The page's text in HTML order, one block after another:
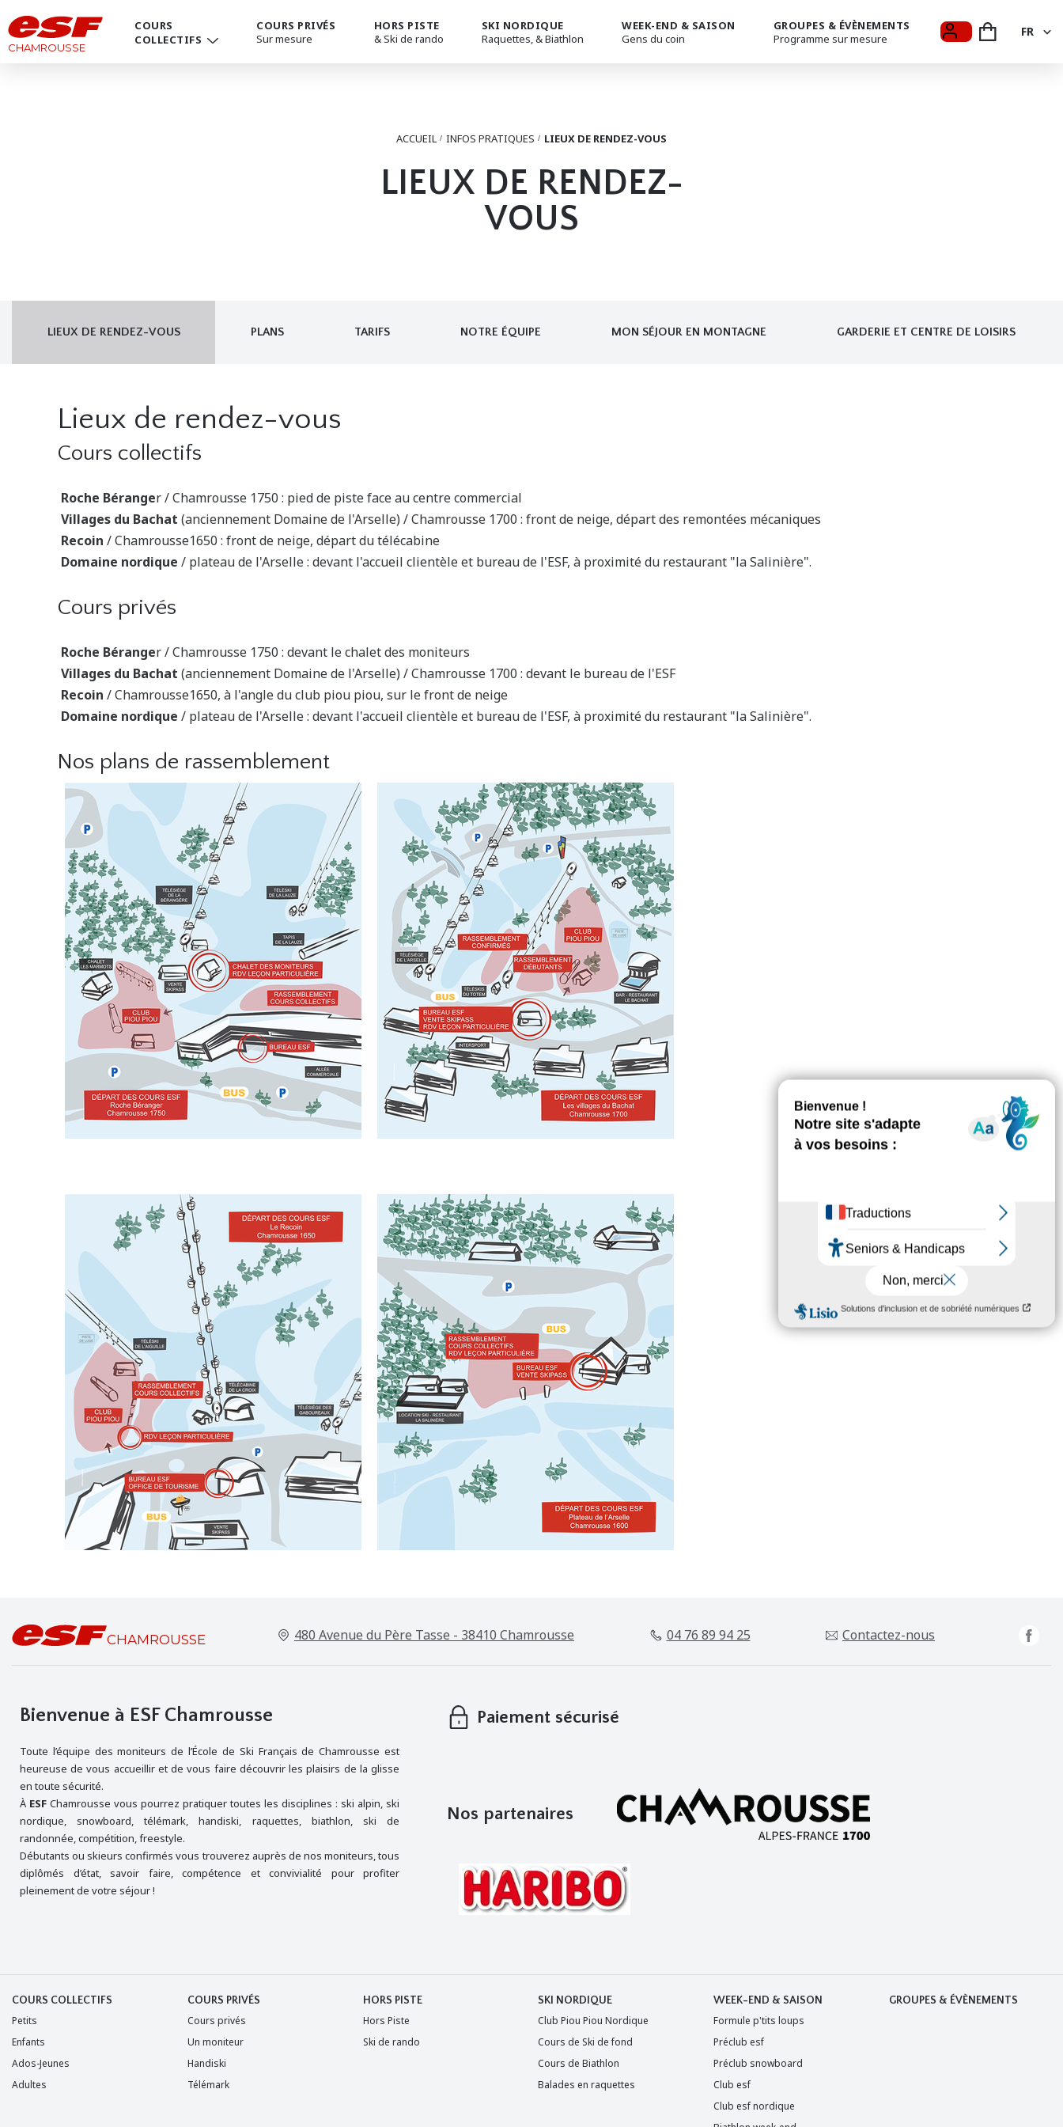
CHAMROUSSE
COURS
COLLECTIFS
COURS PRIVÉS
Sur mesure
HORS PISTE
& Ski de rando
SKI NORDIQUE
Raquettes, & Biathlon
WEEK-END & SAISON
Gens du coin
GROUPES & ÉVÈNEMENTS
Programme sur mesure
FR
ACCUEIL INFOS PRATIQUES LIEUX DE RENDEZ-VOUS
LIEUX DE RENDEZ-
VOUS
LIEUX DE RENDEZ-VOUS PLANS TARIFS NOTRE ÉQUIPE MON SÉJOUR EN MONTAGNE GARDERIE ET CENTRE DE LOISIRS
Lieux de rendez-vous
Cours collectifs
Roche Béranger / Chamrousse 1750 : pied de piste face au centre commercial
Villages du Bachat (anciennement Domaine de l'Arselle) / Chamrousse 1700 : front de neige, départ des remontées mécaniques
Recoin / Chamrousse1650 : front de neige, départ du télécabine
Domaine nordique / plateau de l'Arselle : devant l'accueil clientèle et bureau de l'ESF, à proximité du restaurant "la Salinière".
Cours privés
Roche Béranger / Chamrousse 1750 : devant le chalet des moniteurs
Villages du Bachat (anciennement Domaine de l'Arselle) / Chamrousse 1700 : devant le bureau de l'ESF
Recoin / Chamrousse1650, à l'angle du club piou piou, sur le front de neige
Domaine nordique / plateau de l'Arselle : devant l'accueil clientèle et bureau de l'ESF, à proximité du restaurant "la Salinière".
Nos plans de rassemblement
CHAMROUSSE 480 Avenue du Père Tasse - 38410 Chamrousse 04 76 89 94 25 Contactez-nous
Bienvenue à ESF Chamrousse
Toute l’équipe des moniteurs de l’École de Ski Français de Chamrousse est
heureuse de vous accueillir et de vous faire découvrir les plaisirs de la glisse
en toute sécurité.
À ESF Chamrousse vous pourrez pratiquer toutes les disciplines : ski alpin, ski
nordique, snowboard, télémark, handiski, raquettes, biathlon, ski de
randonnée, compétition, freestyle.
Débutants ou skieurs confirmés vous trouverez auprès de nos moniteurs, tous
diplômés d’état, savoir faire, compétence et convivialité pour profiter
pleinement de votre séjour !
Paiement sécurisé
Nos partenaires
COURS COLLECTIFS
Petits
Enfants
Ados-Jeunes
Adultes
COURS PRIVÉS
Cours privés
Un moniteur
Handiski
Télémark
HORS PISTE
Hors Piste
Ski de rando
SKI NORDIQUE
Club Piou Piou Nordique
Cours de Ski de fond
Cours de Biathlon
Balades en raquettes
WEEK-END & SAISON
Formule p'tits loups
Préclub esf
Préclub snowboard
Club esf
Club esf nordique
GROUPES & ÉVÈNEMENTS